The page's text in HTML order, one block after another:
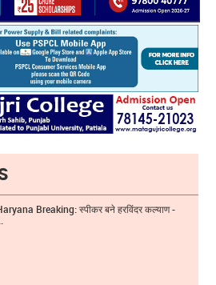
Breaking: स्पीकर बने हरविंदर कल्याण -